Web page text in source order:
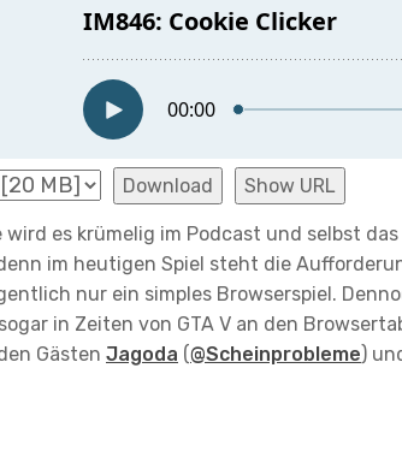
Download Show URL
wird es krümelig im Podcast und selbst
im heutigen Spiel steht die
nur ein simples Browserspiel.
in Zeiten von GTA V an den
Gästen Jagoda (@Scheinprobleme)